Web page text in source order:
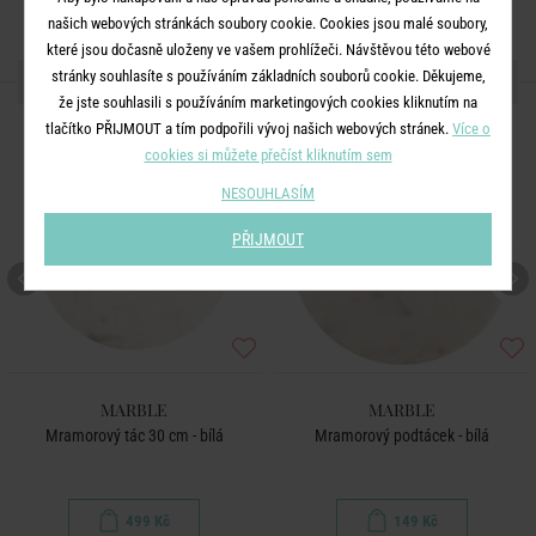
DALŠÍ PRODUKTY ZE SÉRIE
MARBLE
Mramorový tác 30 cm - bílá
499 Kč
MARBLE
Mramorový podtácek - bílá
149 Kč
našich webových stránkách soubory cookie. Cookies jsou malé soubory,
které jsou dočasně uloženy ve vašem prohlížeči. Návštěvou této webové
stránky souhlasíte s používáním základních souborů cookie. Děkujeme,
že jste souhlasili s používáním marketingových cookies kliknutím na
tlačítko PŘIJMOUT a tím podpořili vývoj našich webových stránek. Více o
cookies si můžete přečíst kliknutím sem
NESOUHLASÍM
PŘIJMOUT